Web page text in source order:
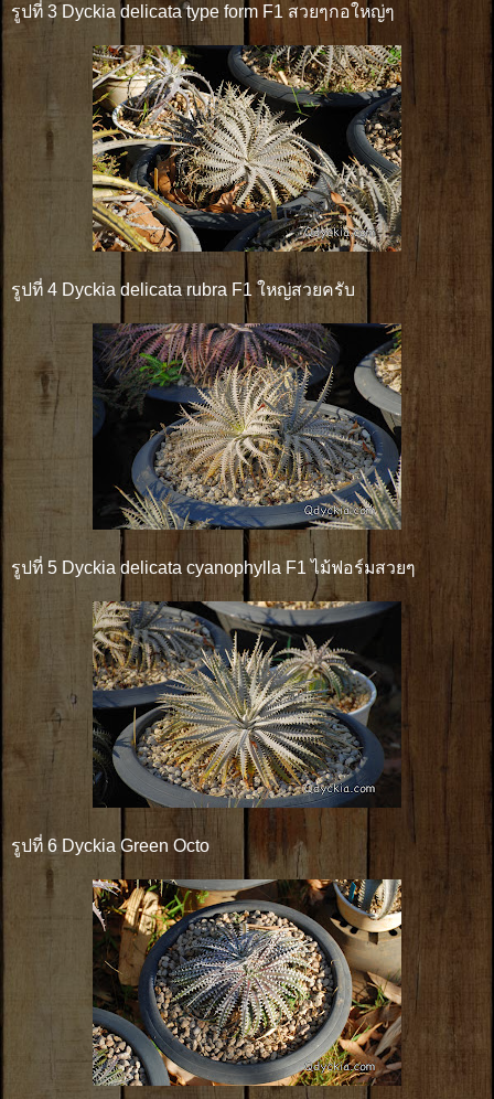
รูปที่ 3 Dyckia delicata type form F1 สวยๆกอใหญ่ๆ
รูปที่ 4 Dyckia delicata rubra F1 ใหญ่สวยครับ
รูปที่ 5 Dyckia delicata cyanophylla F1 ไม้ฟอร์มสวยๆ
รูปที่ 6 Dyckia Green Octo